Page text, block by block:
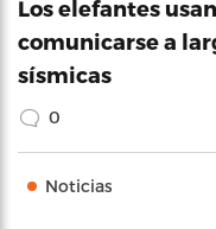
Los elefantes
comunicarse a
sísmicas
0
Noticias